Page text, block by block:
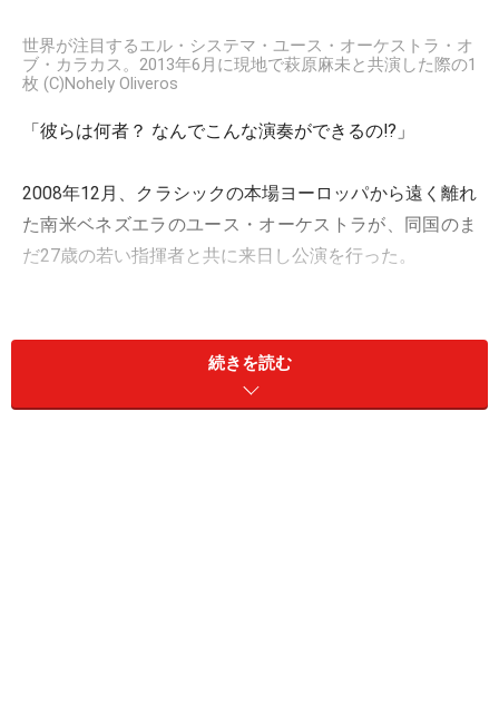
世界が注目するエル・システマ・ユース・オーケストラ・オ
ブ・カラカス。2013年6月に現地で萩原麻未と共演した際の1
枚 (C)Nohely Oliveros
「彼らは何者？ なんでこんな演奏ができるの!?」
2008年12月、クラシックの本場ヨーロッパから遠く離れ
た南米ベネズエラのユース・オーケストラが、同国のま
だ27歳の若い指揮者と共に来日し公演を行った。
アンサンブル能力、そして、誰も聴いたことのない新た
だった。そしてアンコール。彼らは演奏中に踊る、立つ
続きを読む